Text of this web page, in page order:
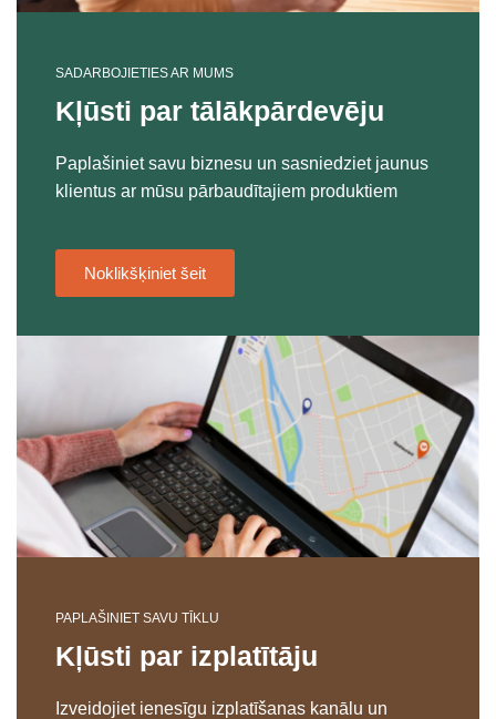
SADARBOJIETIES AR MUMS
Kļūsti par tālākpārdevēju
Paplašiniet savu biznesu un sasniedziet jaunus
klientus ar mūsu pārbaudītajiem produktiem
Noklikšķiniet šeit
PAPLAŠINIET SAVU TĪKLU
Kļūsti par izplatītāju
Izveidojiet ienesīgu izplatīšanas kanālu un